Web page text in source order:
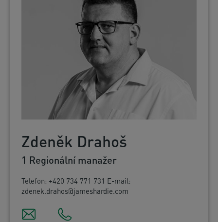
Zdeněk Drahoš
1 Regionální manažer
Telefon: +420 734 771 731 E-mail:
zdenek.drahos@jameshardie.com